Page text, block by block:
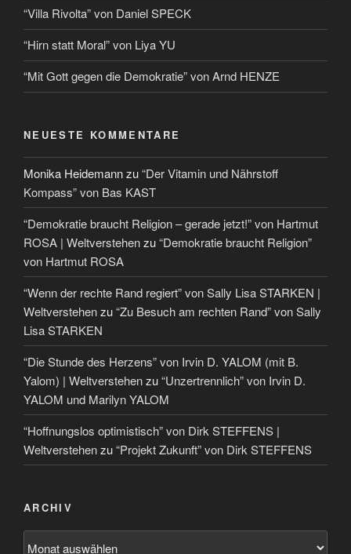
“Villa Rivolta” von Daniel SPECK
“Hirn statt Moral” von Liya YU
“Mit Gott gegen die Demokratie” von Arnd HENZE
NEUESTE KOMMENTARE
Monika Heidemannzu“Der Vitamin und Nährstoff
Kompass” von Bas KAST
“Demokratie braucht Religion – gerade jetzt!” von Hartmut
ROSA | Weltverstehenzu“Demokratie braucht Religion”
von Hartmut ROSA
“Wenn der rechte Rand regiert” von Sally Lisa STARKEN |
Weltverstehenzu“Zu Besuch am rechten Rand” von Sally
Lisa STARKEN
“Die Stunde des Herzens” von Irvin D. YALOM (mit B.
Yalom) | Weltverstehenzu“Unzertrennlich” von Irvin D.
YALOM und Marilyn YALOM
“Hoffnungslos optimistisch” von Dirk STEFFENS |
Weltverstehenzu“Projekt Zukunft” von Dirk STEFFENS
ARCHIV